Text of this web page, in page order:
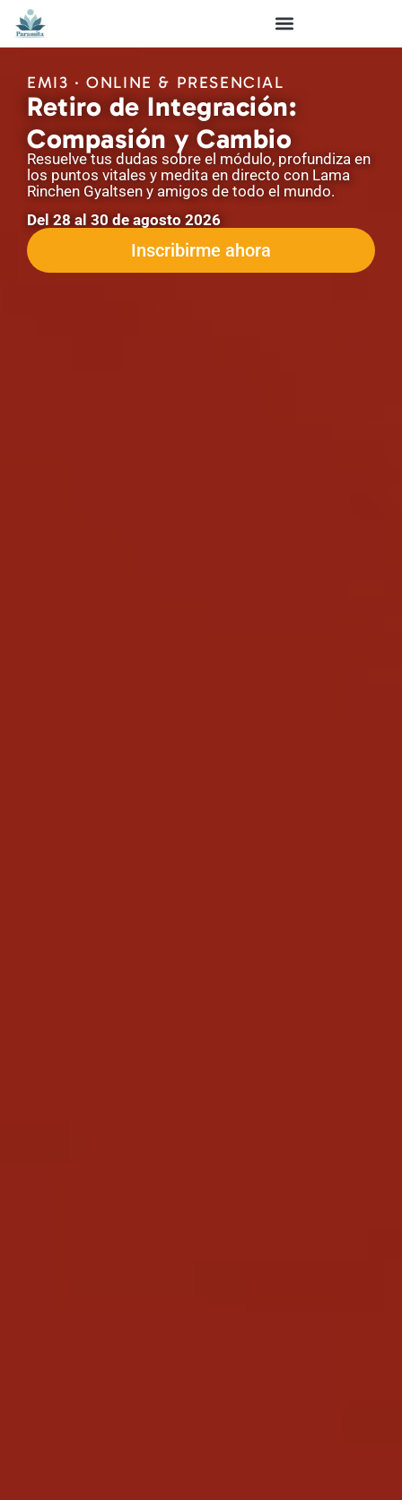
EMI3 · ONLINE & PRESENCIAL
Retiro de Integración:
Compasión y Cambio
Resuelve tus dudas sobre el módulo, profundiza en
los puntos vitales y medita en directo con Lama
Rinchen Gyaltsen y amigos de todo el mundo.
Del 28 al 30 de agosto 2026
Inscribirme ahora